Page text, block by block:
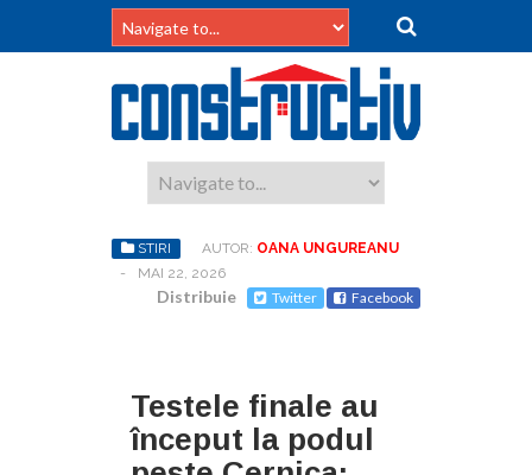
STIRI AUTOR: OANA UNGUREANU
-
MAI 22, 2026
Distribuie Twitter Facebook
Testele finale au
început la podul